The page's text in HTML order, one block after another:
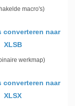
macro's)
converteren naar
XLSB
werkmap)
converteren naar
XLSX